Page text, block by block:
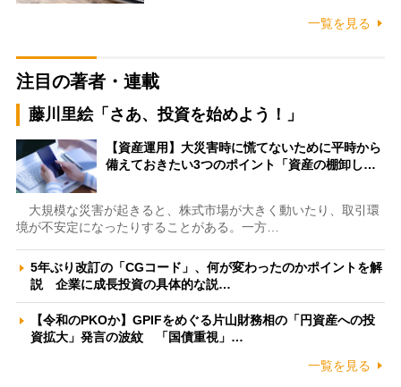
一覧を見る
注目の著者・連載
藤川里絵「さあ、投資を始めよう！」
【資産運用】大災害時に慌てないために平時から
備えておきたい3つのポイント「資産の棚卸し…
大規模な災害が起きると、株式市場が大きく動いたり、取引環
境が不安定になったりすることがある。一方…
5年ぶり改訂の「CGコード」、何が変わったのかポイントを解
説 企業に成長投資の具体的な説…
【令和のPKOか】GPIFをめぐる片山財務相の「円資産への投
資拡大」発言の波紋 「国債重視」…
一覧を見る